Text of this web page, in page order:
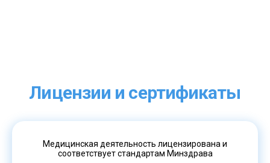
Лицензии и сертификаты
Медицинская деятельность лицензирована и
соответствует стандартам Минздрава